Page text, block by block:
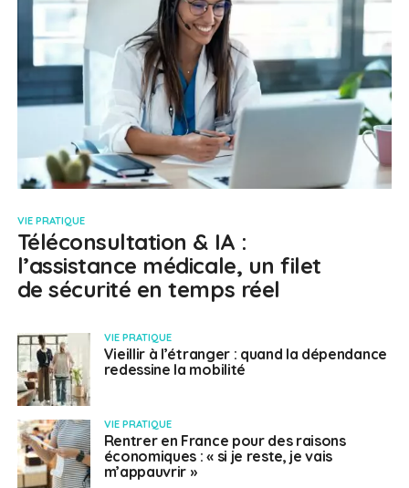
VIE PRATIQUE
Téléconsultation & IA :
l’assistance médicale, un filet
de sécurité en temps réel
VIE PRATIQUE
Vieillir à l’étranger : quand la dépendance
redessine la mobilité
VIE PRATIQUE
Rentrer en France pour des raisons
économiques : « si je reste, je vais
m’appauvrir »